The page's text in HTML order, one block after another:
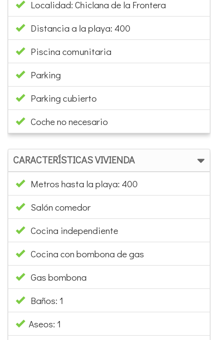
Localidad: Chiclana de la Frontera
Distancia a la playa: 400
Piscina comunitaria
Parking
Parking cubierto
Coche no necesario
CARACTERÍSTICAS VIVIENDA
Metros hasta la playa: 400
Salón comedor
Cocina independiente
Cocina con bombona de gas
Gas bombona
Baños: 1
Aseos: 1